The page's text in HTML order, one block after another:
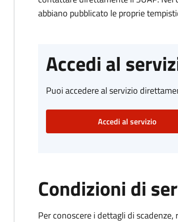
abbiano pubblicato le proprie
Accedi al
Puoi accedere al servizio
Accedi al servizio
Condizioni di
Per conoscere i dettagli di